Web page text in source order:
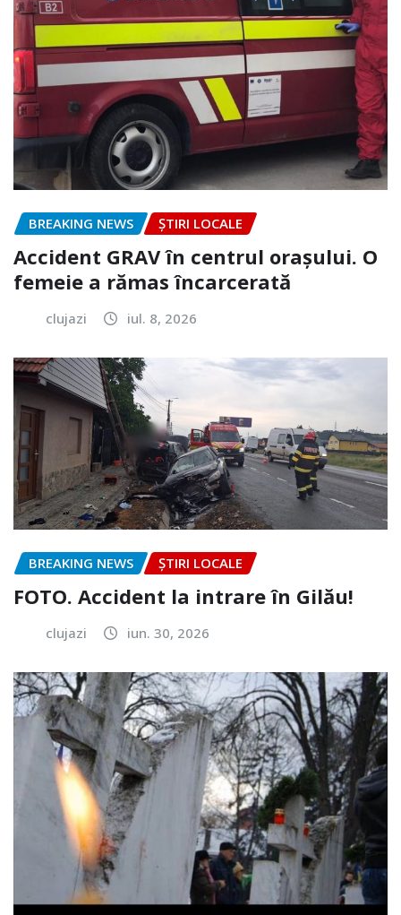
BREAKING NEWS ȘTIRI LOCALE
Accident GRAV în centrul orașului. O
femeie a rămas încarcerată
clujazi iul. 8, 2026
BREAKING NEWS ȘTIRI LOCALE
FOTO. Accident la intrare în Gilău!
clujazi iun. 30, 2026